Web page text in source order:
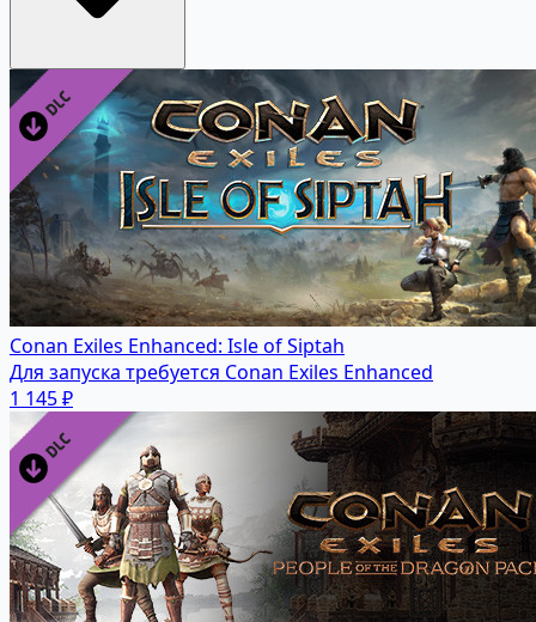
Conan Exiles Enhanced: Isle of Siptah
Для запуска требуется Conan Exiles Enhanced
1 145 ₽